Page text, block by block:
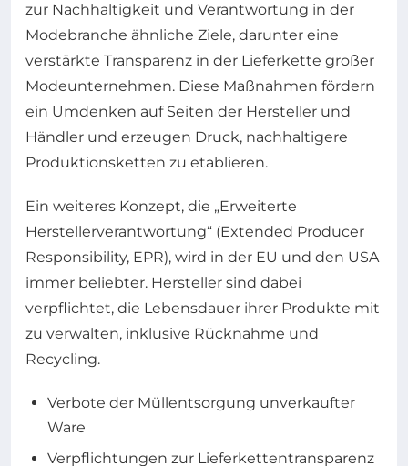
zur Nachhaltigkeit und Verantwortung in der
Modebranche ähnliche Ziele, darunter eine
verstärkte Transparenz in der Lieferkette großer
Modeunternehmen. Diese Maßnahmen fördern
ein Umdenken auf Seiten der Hersteller und
Händler und erzeugen Druck, nachhaltigere
Produktionsketten zu etablieren.
Ein weiteres Konzept, die „Erweiterte
Herstellerverantwortung“ (Extended Producer
Responsibility, EPR), wird in der EU und den USA
immer beliebter. Hersteller sind dabei
verpflichtet, die Lebensdauer ihrer Produkte mit
zu verwalten, inklusive Rücknahme und
Recycling.
Verbote der Müllentsorgung unverkaufter
Ware
Verpflichtungen zur Lieferkettentransparenz